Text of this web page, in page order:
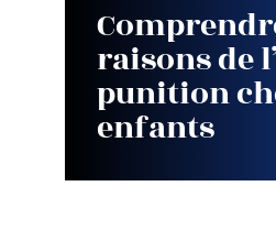
raisons de
punition
enfants